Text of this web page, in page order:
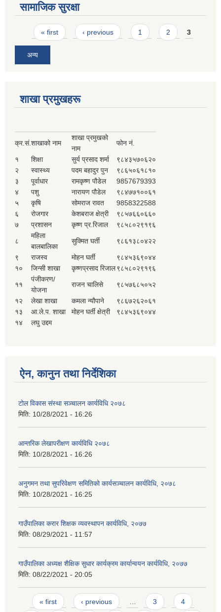
सामाजिक सुरक्षा
Pages
« first ‹ previous 1 2 3
अन्य
शाखा प्रमुखहरू
क्र.सं.शाखाको नाम
शाखा प्रमुखको
नाम
फोन नं.
१ शिक्षा सुर्य प्रसाद शर्मा
९८४३५७०६२०
२
स्वास्थ्य पदम बहादुर पुन
९८६५०६१८१०
३
पूर्वाधार रामकृष्ण पौडेल
9857679393
४
पशु नारायण पौडेल
९८४७७१००६१
५
कृषि सोमराज रावत
9858322588
६
रोजगार केशबराज क्षेत्री
९८५७६६०६६०
७
प्रशासन कृष्ण प्र.रिजाल ९८५८०२९१९६
८
महिला
बालबालिका
सुक्मित घर्ती ९८६१३८०४२२
९ राजस्व मोहन घर्ती
९८४५३६९०४४
१०
जिन्सी शाखा कृष्णप्रसाद रिजाल९८५८०२९१९६
११
पंजीकरण/
योजना
राजन चालिसे ९८५७६८५०५२
१२ लेखा शाखा कमला न्यौपाने
९८६७२६२०६१
१३
आ.ले.प. शाखा मोहन घर्ती क्षेत्री
९८४५३६९०४४
१४
लघु उद्दम
ऐन, कानुन तथा निर्देशिका
टोल विकास संस्था सञ्चालन कार्यविधि २०७८
मिति: 10/28/2021 - 16:26
आन्तरिक लेखापरीक्षण कार्यविधि २०७८
मिति: 10/28/2021 - 16:26
अनुगमन तथा सुपरिवेक्षण समितिको कार्यसञ्चालन कार्यविधि, २०७८
मिति: 10/28/2021 - 16:25
गाउँपालिका करार शिक्षक व्यवस्थापन कार्यविधि, २०७७
मिति: 08/29/2021 - 11:57
गाउँपालिका अध्यक्ष शैक्षिक सुधार कार्यक्रम कार्यान्वयन कार्यविधि, २०७७
मिति: 08/22/2021 - 20:05
Pages
« first ‹ previous 3 4